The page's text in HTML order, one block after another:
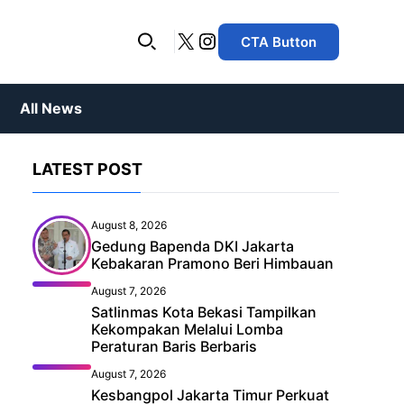
X Instagram
CTA Button
eu
of
Major League Soccer
NBA
Major League Baseball
Roland Garros
Rugby
the
Startlingly Good Dinner
tempor, sed elementum nibh
ornare Nullam imperdiet.
nibh
Plaything – How Black
Mirror took
Cras laoreet dolor ut tortor
ornare Nullam imperdiet.
All News
LATEST POST
August 8, 2026
Gedung Bapenda DKI Jakarta
Kebakaran Pramono Beri Himbauan
August 7, 2026
Satlinmas Kota Bekasi Tampilkan
Kekompakan Melalui Lomba
Peraturan Baris Berbaris
August 7, 2026
Kesbangpol Jakarta Timur Perkuat